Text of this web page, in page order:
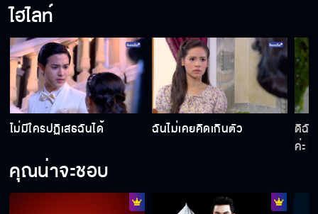
ไฮไลท์
ไม่มีใครปฏิเสธฉันได้ ฉันไม่เคยคิดเกินตัว
ดิฉัน
ค่ะ
คุณน่าจะชอบ